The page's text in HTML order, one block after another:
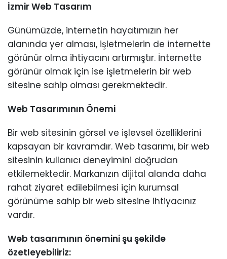
İzmir Web Tasarım
Günümüzde, internetin hayatımızın her
alanında yer alması, işletmelerin de internette
görünür olma ihtiyacını artırmıştır. İnternette
görünür olmak için ise işletmelerin bir web
sitesine sahip olması gerekmektedir.
Web Tasarımının Önemi
Bir web sitesinin görsel ve işlevsel özelliklerini
kapsayan bir kavramdır. Web tasarımı, bir web
sitesinin kullanıcı deneyimini doğrudan
etkilemektedir. Markanızın dijital alanda daha
rahat ziyaret edilebilmesi için kurumsal
görünüme sahip bir web sitesine ihtiyacınız
vardır.
Web tasarımının önemini şu şekilde
özetleyebiliriz: